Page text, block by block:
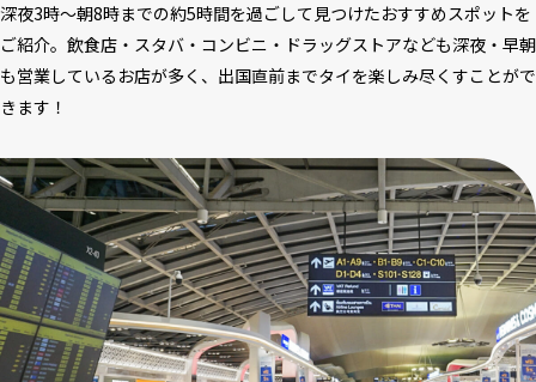
深夜3時〜朝8時までの約5時間を過ごして見つけたおすすめスポットを
ご紹介。飲食店・スタバ・コンビニ・ドラッグストアなども深夜・早朝
も営業しているお店が多く、出国直前までタイを楽しみ尽くすことがで
きます！